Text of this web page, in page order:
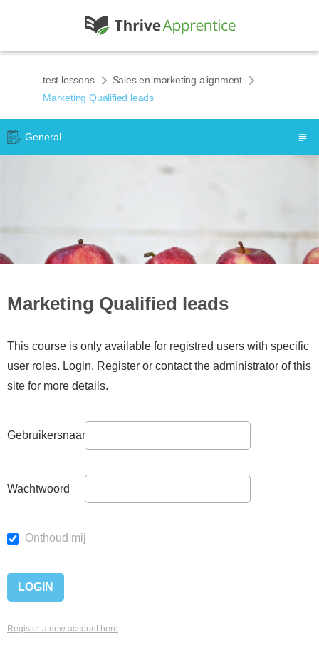
test lessons
Sales en marketing alignment
Marketing Qualified leads
General
Marketing Qualified leads
This course is only available for registred users with specific
user roles. Login, Register or contact the administrator of this
site for more details.
Gebruikersnaam
Wachtwoord
Onthoud mij
Register a new account here